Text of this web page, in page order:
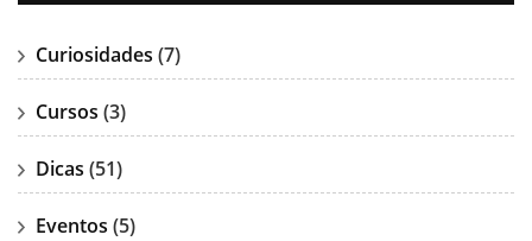
Curiosidades (7)
Cursos (3)
Dicas (51)
Eventos (5)